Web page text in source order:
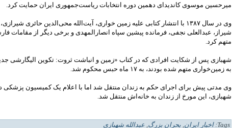
ميرحسين موسوی کانديدای دهمين دوره انتخابات رياست‌جمهوری ايران حمايت کرد.
وی در سال ۱۳۸۷ با انتشار کتابی عليه زمين خواری، آيت‌الله محی‌الدين حائری
شيراز، عبدالعلی نجفی، فرمانده پیشین سپاه انصارالمهدی و برخی ديگر از مقامات
متهم کرد.
شهبازی پس از شکایت افرادی که در کتاب «زمين و انباشت ثروت: تکوين اليگارشی
به زمین‌خواری متهم شده بودند، به ١٧ ماه حبس محکوم شد.
وی مدتی پيش برای اجرای حکم به زندان منتقل شد اما با اعلام يک کميسيون پزشکی
شهبازی، اين مورخ از زندان به خانه‌اش منتقل شد.
Tags: اخبار ایران بحران بزرگ عبدالله شهبازی